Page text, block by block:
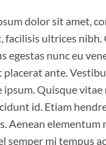
dolor sit amet,
facilisis ultrices
egestas nunc eu
ante.
Quisque vitae
id. Etiam
Aenean elementum
semper mi tempus ac.